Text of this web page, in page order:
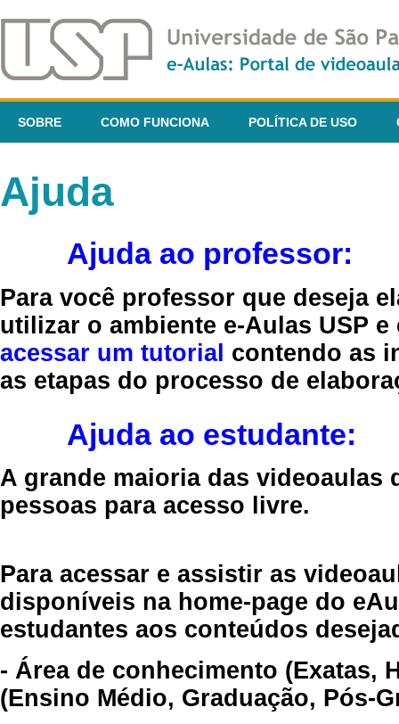
SOBRE COMO FUNCIONA POLÍTICA DE USO
Ajuda
Ajuda ao professor:
Para você professor que deseja
utilizar o ambiente e-Aulas USP
acessar um tutorial contendo as
as etapas do processo de
Ajuda ao estudante:
A grande maioria das videoaulas
pessoas para acesso livre.
Para acessar e assistir as
disponíveis na home-page do
estudantes aos conteúdos
- Área de conhecimento (Exatas,
(Ensino Médio, Graduação, Pós-